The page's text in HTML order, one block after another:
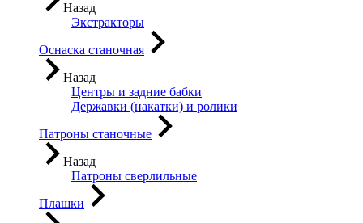
Назад
Экстракторы
Оснаска станочная
Назад
Центры и задние бабки
Державки (накатки) и ролики
Патроны станочные
Назад
Патроны сверлильные
Плашки